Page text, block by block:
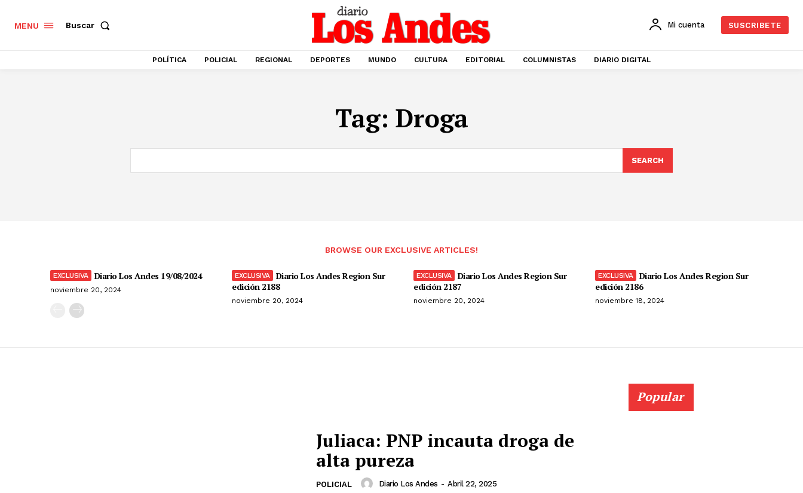
MENU Buscar Mi cuenta SUSCRIBETE
POLÍTICA POLICIAL REGIONAL DEPORTES MUNDO CULTURA EDITORIAL COLUMNISTAS DIARIO DIGITAL
Tag: Droga
SEARCH
BROWSE OUR EXCLUSIVE ARTICLES!
Diario Los Andes 19/08/2024
noviembre 20, 2024
Diario Los Andes Region Sur
edición 2188
noviembre 20, 2024
Diario Los Andes Region Sur
edición 2187
noviembre 20, 2024
Diario Los Andes Region Sur
edición 2186
noviembre 18, 2024
Juliaca: PNP incauta droga de
alta pureza
POLICIAL Diario Los Andes - Abril 22, 2025
Popular